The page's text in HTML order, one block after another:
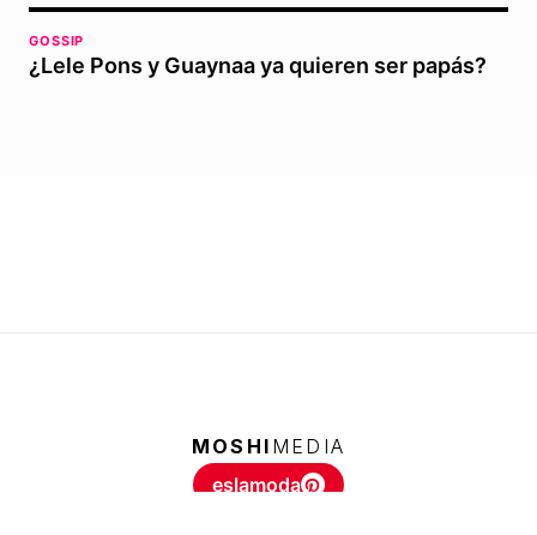
GOSSIP
¿Lele Pons y Guaynaa ya quieren ser papás?
MOSHI MEDIA
eslamoda